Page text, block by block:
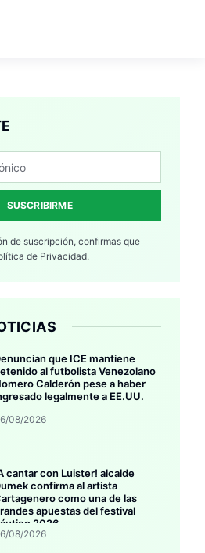
SUSCRIBIRME
de suscripción, confirmas que
de Privacidad.
que ICE mantiene
al futbolista Venezolano
Calderón pese a haber
legalmente a EE.UU.
08/2026
cantar con Luister! alcalde
confirma al artista
como una de las
apuestas del festival
2026
08/2026